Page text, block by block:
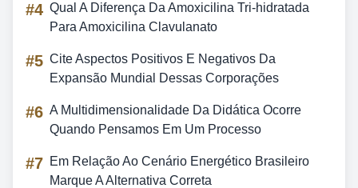
#4 Qual A Diferença Da Amoxicilina Tri-hidratada
Para Amoxicilina Clavulanato
#5 Cite Aspectos Positivos E Negativos Da
Expansão Mundial Dessas Corporações
#6 A Multidimensionalidade Da Didática Ocorre
Quando Pensamos Em Um Processo
#7 Em Relação Ao Cenário Energético Brasileiro
Marque A Alternativa Correta